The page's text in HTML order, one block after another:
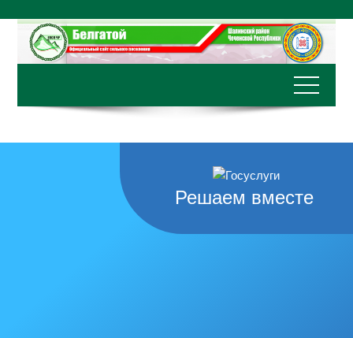
содержимому
Решаем вместе